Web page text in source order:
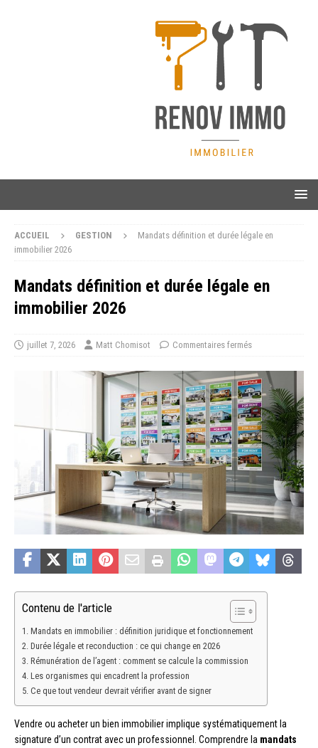
ACCUEIL GESTION
Mandats définition et durée légale en
immobilier 2026
Mandats définition et durée légale en
immobilier 2026
juillet 7, 2026 Matt Chomisot Commentaires fermés
Contenu de l'article
Mandats en immobilier : définition juridique et fonctionnement
Durée légale et reconduction : ce qui change en 2026
Rémunération de l’agent : comment se calcule la commission
Les organismes qui encadrent la profession
Ce que tout vendeur devrait vérifier avant de signer
Vendre ou acheter un bien immobilier implique systématiquement la
signature d’un contrat avec un professionnel. Comprendre la mandats